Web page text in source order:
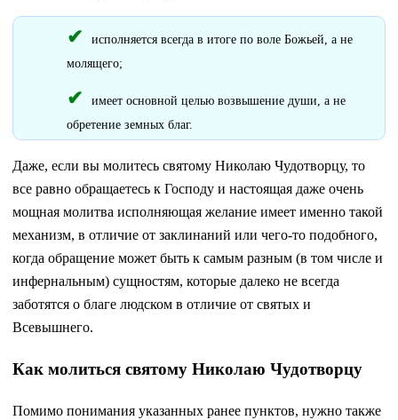
исполняется всегда в итоге по воле Божьей, а не
молящего;
имеет основной целью возвышение души, а не
обретение земных благ.
Даже, если вы молитесь святому Николаю Чудотворцу, то
все равно обращаетесь к Господу и настоящая даже очень
мощная молитва исполняющая желание имеет именно такой
механизм, в отличие от заклинаний или чего-то подобного,
когда обращение может быть к самым разным (в том числе и
инфернальным) сущностям, которые далеко не всегда
заботятся о благе людском в отличие от святых и
Всевышнего.
Как молиться святому Николаю Чудотворцу
Помимо понимания указанных ранее пунктов, нужно также